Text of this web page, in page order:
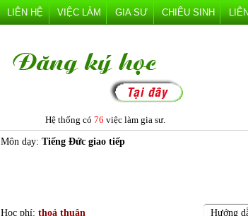
LIÊN HỆ VIỆC LÀM GIA SƯ CHIÊU SINH
Hệ thống có 76 việc làm gia sư.
Môn dạy: Tiếng Đức giao tiếp
Học phí: thoả thuận Hướng